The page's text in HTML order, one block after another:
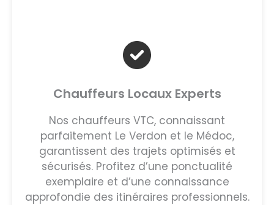
Chauffeurs Locaux Experts
Nos chauffeurs VTC, connaissant
parfaitement Le Verdon et le Médoc,
garantissent des trajets optimisés et
sécurisés. Profitez d’une ponctualité
exemplaire et d’une connaissance
approfondie des itinéraires professionnels.